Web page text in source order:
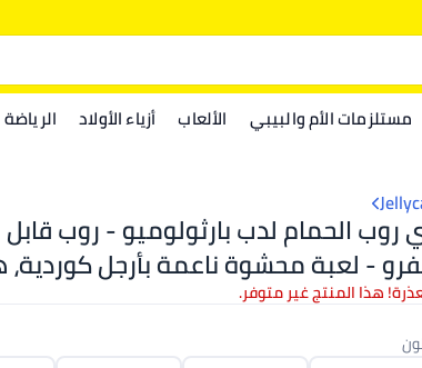
مستلزمات الأم والبيبي الألعاب أزياء الأولاد الرياضة
روب الحمام لدب بارثولوميو - روب قابل
- لعبة محشوة ناعمة بأرجل
هذا المنتج غير متوفر.